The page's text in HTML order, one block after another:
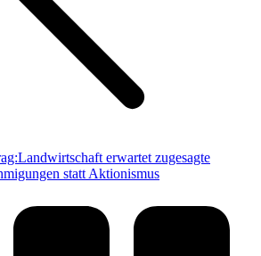
Landwirtschaft erwartet zugesagte
statt Aktionismus